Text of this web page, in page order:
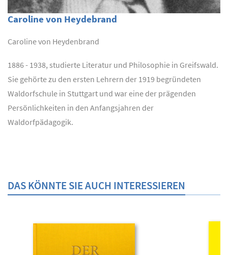
Caroline von Heydebrand
Caroline von Heydenbrand
1886 - 1938, studierte Literatur und Philosophie in Greifswald.
Sie gehörte zu den ersten Lehrern der 1919 begründeten
Waldorfschule in Stuttgart und war eine der prägenden
Persönlichkeiten in den Anfangsjahren der
Waldorfpädagogik.
DAS KÖNNTE SIE AUCH INTERESSIEREN